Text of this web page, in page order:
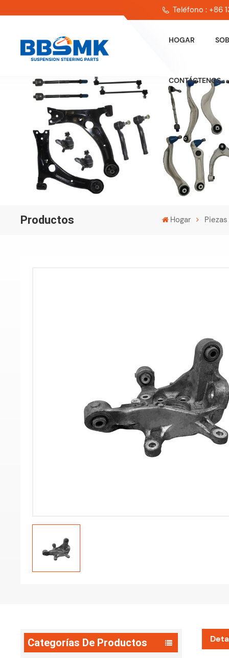
Teléfono : +86
HOGAR
CONTÁCTENOS
Productos Hogar
Categorías De Productos